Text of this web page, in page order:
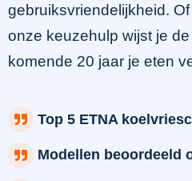
gebruiksvriendelijkheid.
onze keuzehulp wijst je
komende 20 jaar je eten
Top 5 ETNA
Modellen beoordeeld